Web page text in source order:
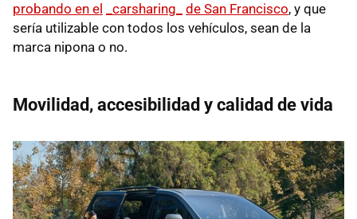
probando en el
_carsharing_ de San Francisco, y que
sería utilizable con todos los vehículos, sean de la
marca nipona o no.
Movilidad, accesibilidad y calidad de vida